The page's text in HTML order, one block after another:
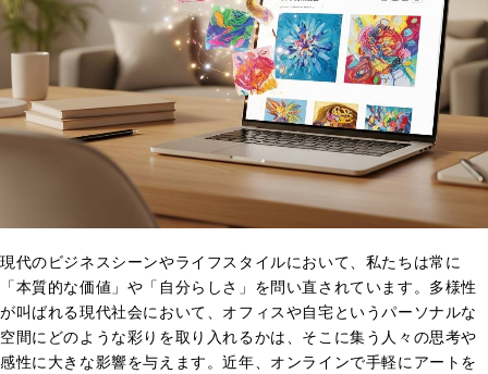
現代のビジネスシーンやライフスタイルにおいて、私たちは常に
「本質的な価値」や「自分らしさ」を問い直されています。多様性
が叫ばれる現代社会において、オフィスや自宅というパーソナルな
空間にどのような彩りを取り入れるかは、そこに集う人々の思考や
感性に大きな影響を与えます。近年、オンラインで手軽にアートを